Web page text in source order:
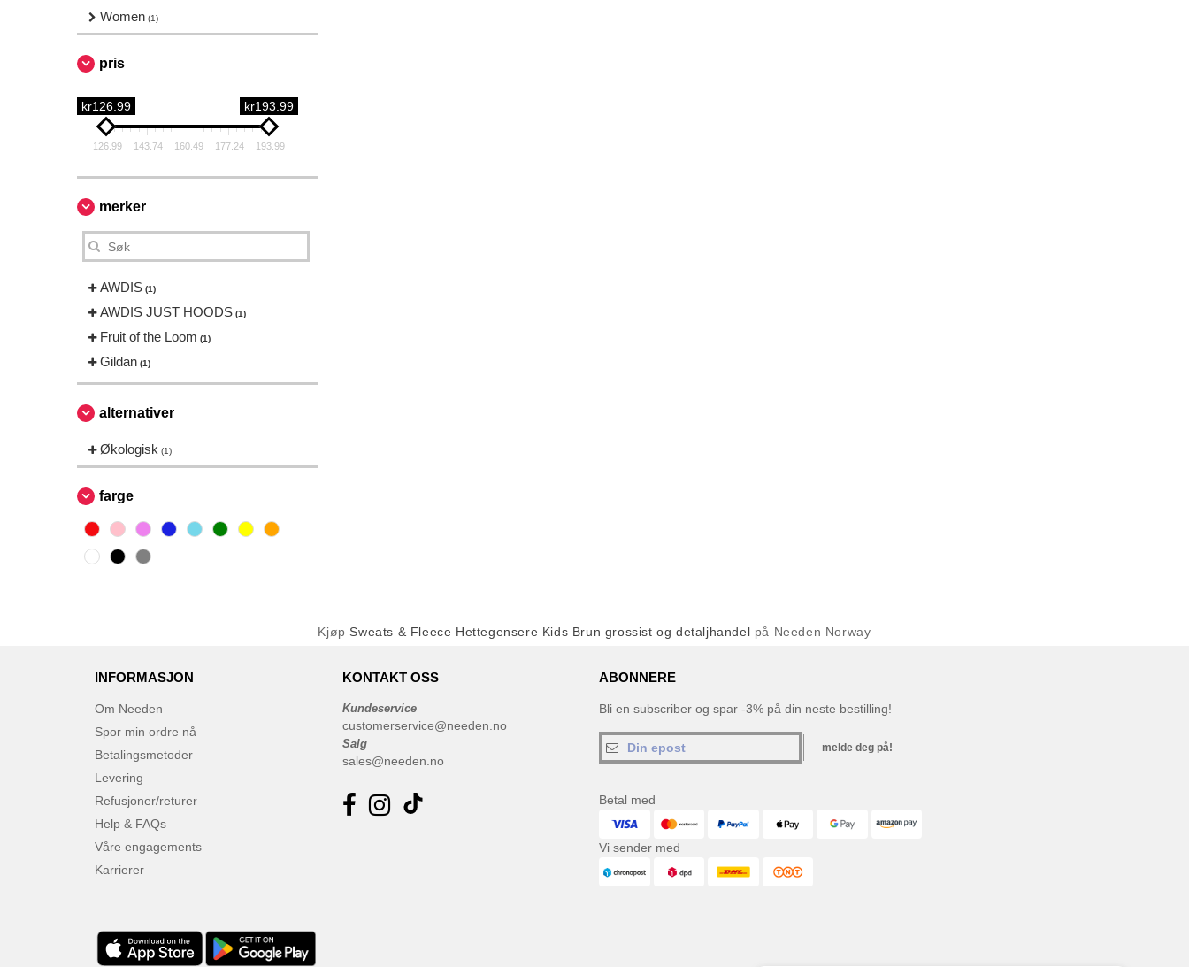
Women (1)
pris
kr126.99 kr193.99
126.99 143.74 160.49 177.24 193.99
merker
AWDIS (1)
AWDIS JUST HOODS (1)
Fruit of the Loom (1)
Gildan (1)
alternativer
Økologisk (1)
farge
Kjøp Sweats & Fleece Hettegensere Kids Brun grossist og detaljhandel på Needen Norway
INFORMASJON
Om Needen
Spor min ordre nå
Betalingsmetoder
Levering
Refusjoner/returer
Help & FAQs
Våre engagements
Karrierer
KONTAKT OSS
Kundeservice
customerservice@needen.no
Salg
sales@needen.no
ABONNERE
Bli en subscriber og spar -3% på din neste bestilling!
melde deg på!
Betal med
Vi sender med